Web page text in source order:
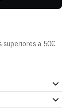
superiores a 50€
Tecido